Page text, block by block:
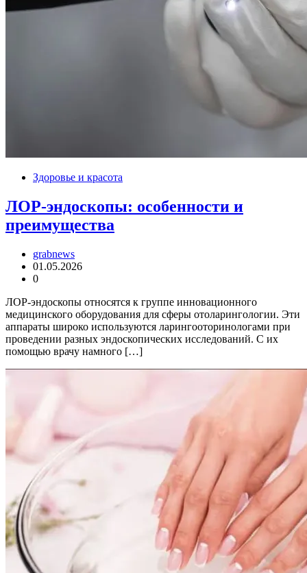
Здоровье и красота
ЛОР-эндоскопы: особенности и
преимущества
grabnews
01.05.2026
0
ЛОР-эндоскопы относятся к группе инновационного
медицинского оборудования для сферы отоларингологии. Эти
аппараты широко используются ларингооторинологами при
проведении разных эндоскопических исследований. С их
помощью врачу намного […]